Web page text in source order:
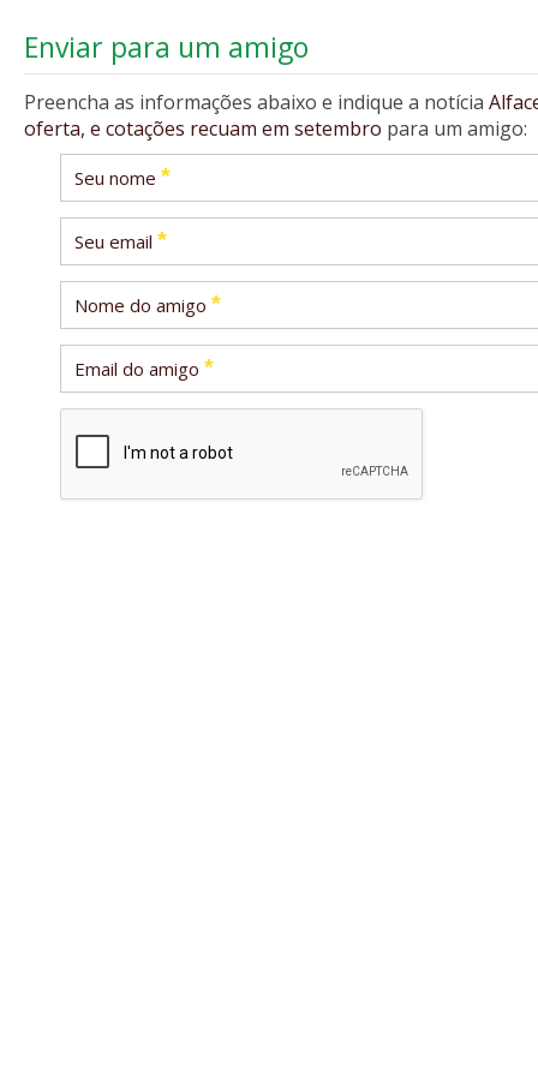
Enviar para um amigo
Preencha as informações abaixo e indique a notícia
oferta, e cotações recuam em setembro para um amigo:
Seu nome *
Seu email *
Nome do amigo *
Email do amigo *